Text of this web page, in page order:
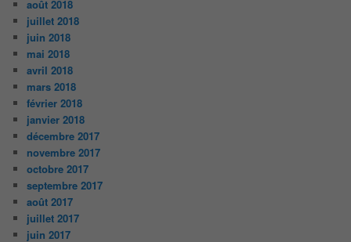
août 2018
juillet 2018
juin 2018
mai 2018
avril 2018
mars 2018
février 2018
janvier 2018
décembre 2017
novembre 2017
octobre 2017
septembre 2017
août 2017
juillet 2017
juin 2017